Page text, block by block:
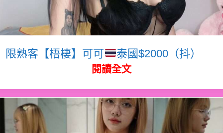
限熟客【梧棲】可可 泰國$2000（抖）
閱讀全文